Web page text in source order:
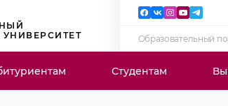
Образовательный
Студентам